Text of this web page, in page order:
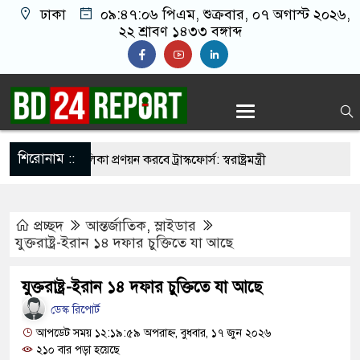
ঢাকা ০৯:৪৭:০৭ পিএম, শুক্রবার, ০৭ অগাস্ট ২০২৬,
২২ শ্রাবণ ১৪৩৩ বঙ্গাব্দ
শিরোনাম ::
তালিকা প্রণয়ন করবে ট্রাস্কফোর্স: স্বরাষ্ট্রমন্ত্রী
থেকে খুলে ফেলা হচ্ছে মাইক, শুভেন্দু বলছেন-
প্রচ্ছদ আন্তর্জাতিক,স্লাইডার
যুক্তরাষ্ট্র-ইরান ১৪ দফার চুক্তিতে যা আছে
যুক্তরাষ্ট্র-ইরান ১৪ দফার চুক্তিতে যা আছে
ডেস্ক রিপোর্ট
আপডেট সময় ১২:১৯:৫৯ অপরাহ্ন, বুধবার, ১৭ জুন ২০২৬
২১০ বার পড়া হয়েছে